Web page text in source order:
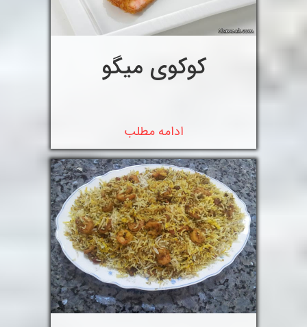
کوکوی میگو
ادامه مطلب